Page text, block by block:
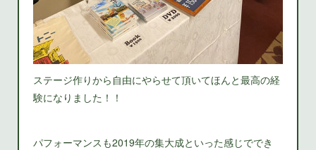
ステージ作りから自由にやらせて頂いてほんと最高の経
験になりました！！
パフォーマンスも2019年の集大成といった感じででき